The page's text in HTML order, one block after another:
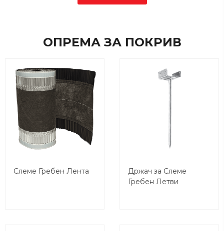
ОПРЕМА ЗА ПОКРИВ
Слеме Гребен Лента
Држач за Слеме
Гребен Летви